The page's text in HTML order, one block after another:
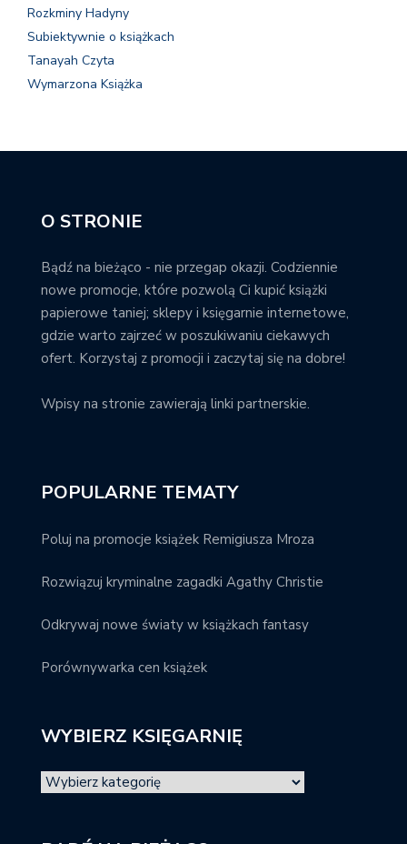
Rozkminy Hadyny
Subiektywnie o książkach
Tanayah Czyta
Wymarzona Książka
O STRONIE
Bądź na bieżąco - nie przegap okazji. Codziennie
nowe promocje, które pozwolą Ci kupić książki
papierowe taniej; sklepy i księgarnie internetowe,
gdzie warto zajrzeć w poszukiwaniu ciekawych
ofert. Korzystaj z promocji i zaczytaj się na dobre!
Wpisy na stronie zawierają linki partnerskie.
POPULARNE TEMATY
Poluj na promocje książek Remigiusza Mroza
Rozwiązuj kryminalne zagadki Agathy Christie
Odkrywaj nowe światy w książkach fantasy
Porównywarka cen książek
WYBIERZ KSIĘGARNIĘ